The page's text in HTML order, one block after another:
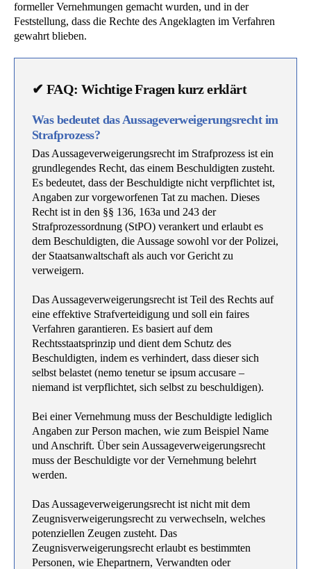
formeller Vernehmungen gemacht wurden, und in der
Feststellung, dass die Rechte des Angeklagten im Verfahren
gewahrt blieben.
✔ FAQ: Wichtige Fragen kurz erklärt
Was bedeutet das Aussageverweigerungsrecht im
Strafprozess?
Das Aussageverweigerungsrecht im Strafprozess ist ein
grundlegendes Recht, das einem Beschuldigten zusteht.
Es bedeutet, dass der Beschuldigte nicht verpflichtet ist,
Angaben zur vorgeworfenen Tat zu machen. Dieses
Recht ist in den §§ 136, 163a und 243 der
Strafprozessordnung (StPO) verankert und erlaubt es
dem Beschuldigten, die Aussage sowohl vor der Polizei,
der Staatsanwaltschaft als auch vor Gericht zu
verweigern.
Das Aussageverweigerungsrecht ist Teil des Rechts auf
eine effektive Strafverteidigung und soll ein faires
Verfahren garantieren. Es basiert auf dem
Rechtsstaatsprinzip und dient dem Schutz des
Beschuldigten, indem es verhindert, dass dieser sich
selbst belastet (nemo tenetur se ipsum accusare –
niemand ist verpflichtet, sich selbst zu beschuldigen).
Bei einer Vernehmung muss der Beschuldigte lediglich
Angaben zur Person machen, wie zum Beispiel Name
und Anschrift. Über sein Aussageverweigerungsrecht
muss der Beschuldigte vor der Vernehmung belehrt
werden.
Das Aussageverweigerungsrecht ist nicht mit dem
Zeugnisverweigerungsrecht zu verwechseln, welches
potenziellen Zeugen zusteht. Das
Zeugnisverweigerungsrecht erlaubt es bestimmten
Personen, wie Ehepartnern, Verwandten oder